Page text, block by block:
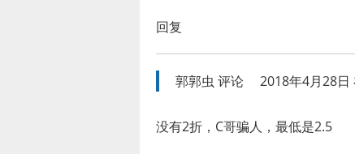
回复
郭郭虫 评论 2018年4月28日
没有2折，C哥骗人，最低是2.5